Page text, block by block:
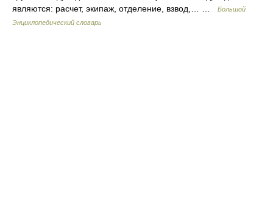
являются: расчет, экипаж, отделение, взвод,… …
Большой
Энциклопедический словарь